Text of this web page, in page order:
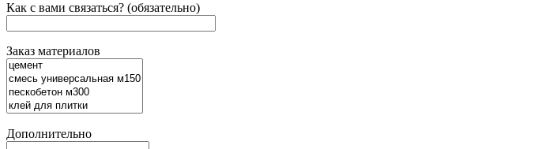
Как с вами связаться? (обязательно)
Заказ материалов
Дополнительно